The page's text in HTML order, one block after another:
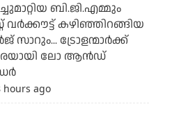
ബി.ജി.എമ്മും
വര്‍ക്കൗട്ട് കഴിഞ്ഞിറങ്ങിയ
സാറും... ട്രോളന്മാര്‍ക്ക്
ലോ ആന്‍ഡ്
hours ago